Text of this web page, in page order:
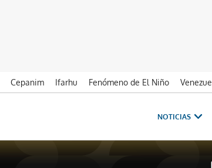
Cepanim Ifarhu Fenómeno de El Niño
NOTICIAS